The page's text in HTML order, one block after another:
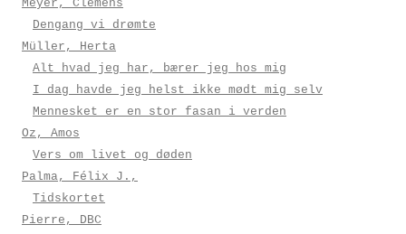
Meyer, Clemens
Dengang vi drømte
Müller, Herta
Alt hvad jeg har, bærer jeg hos mig
I dag havde jeg helst ikke mødt mig selv
Mennesket er en stor fasan i verden
Oz, Amos
Vers om livet og døden
Palma, Félix J.,
Tidskortet
Pierre, DBC